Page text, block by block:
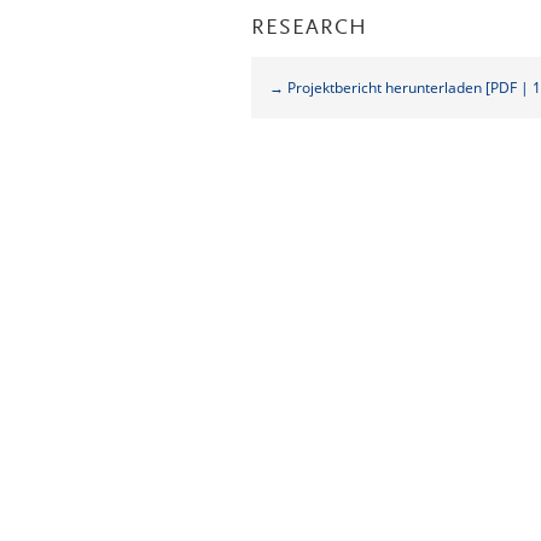
RESEARCH
→ Projektbericht herunterladen [PDF |